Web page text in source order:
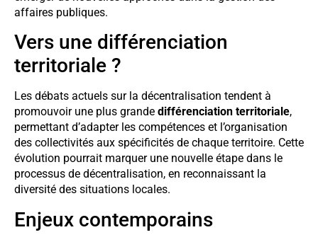
affaires publiques.
Vers une différenciation
territoriale ?
Les débats actuels sur la décentralisation tendent à
promouvoir une plus grande différenciation territoriale,
permettant d’adapter les compétences et l’organisation
des collectivités aux spécificités de chaque territoire. Cette
évolution pourrait marquer une nouvelle étape dans le
processus de décentralisation, en reconnaissant la
diversité des situations locales.
Enjeux contemporains